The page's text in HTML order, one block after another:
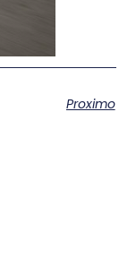
Proximo